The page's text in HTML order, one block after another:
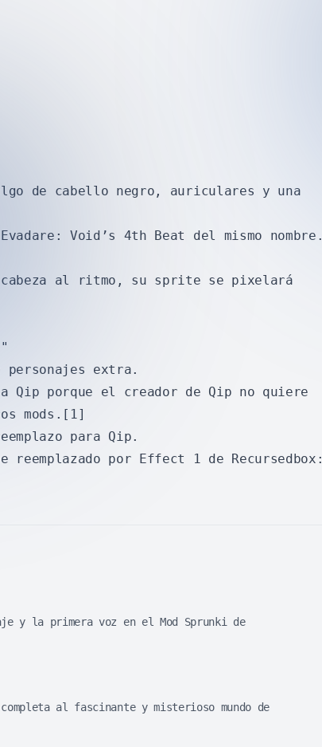
de cabello negro, auriculares y una
Void’s 4th Beat del mismo nombre.
cabeza al ritmo, su sprite se pixelará
extra.
Qip porque el creador de Qip no quiere
mods.[1]
para Qip.
por Effect 1 de Recursedbox:
y la primera voz en el Mod Sprunki de
al fascinante y misterioso mundo de